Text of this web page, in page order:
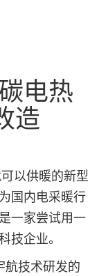
电热
造
以供暖的新型
国内电采暖行
一家尝试用一
技企业。
航技术研发的